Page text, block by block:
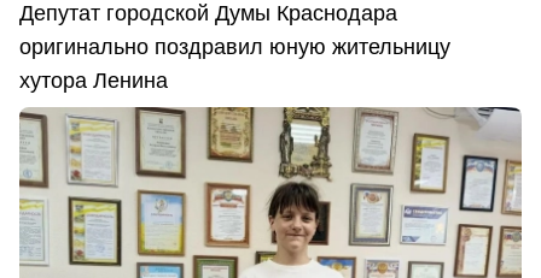
Депутат городской Думы Краснодара
оригинально поздравил юную жительницу
хутора Ленина